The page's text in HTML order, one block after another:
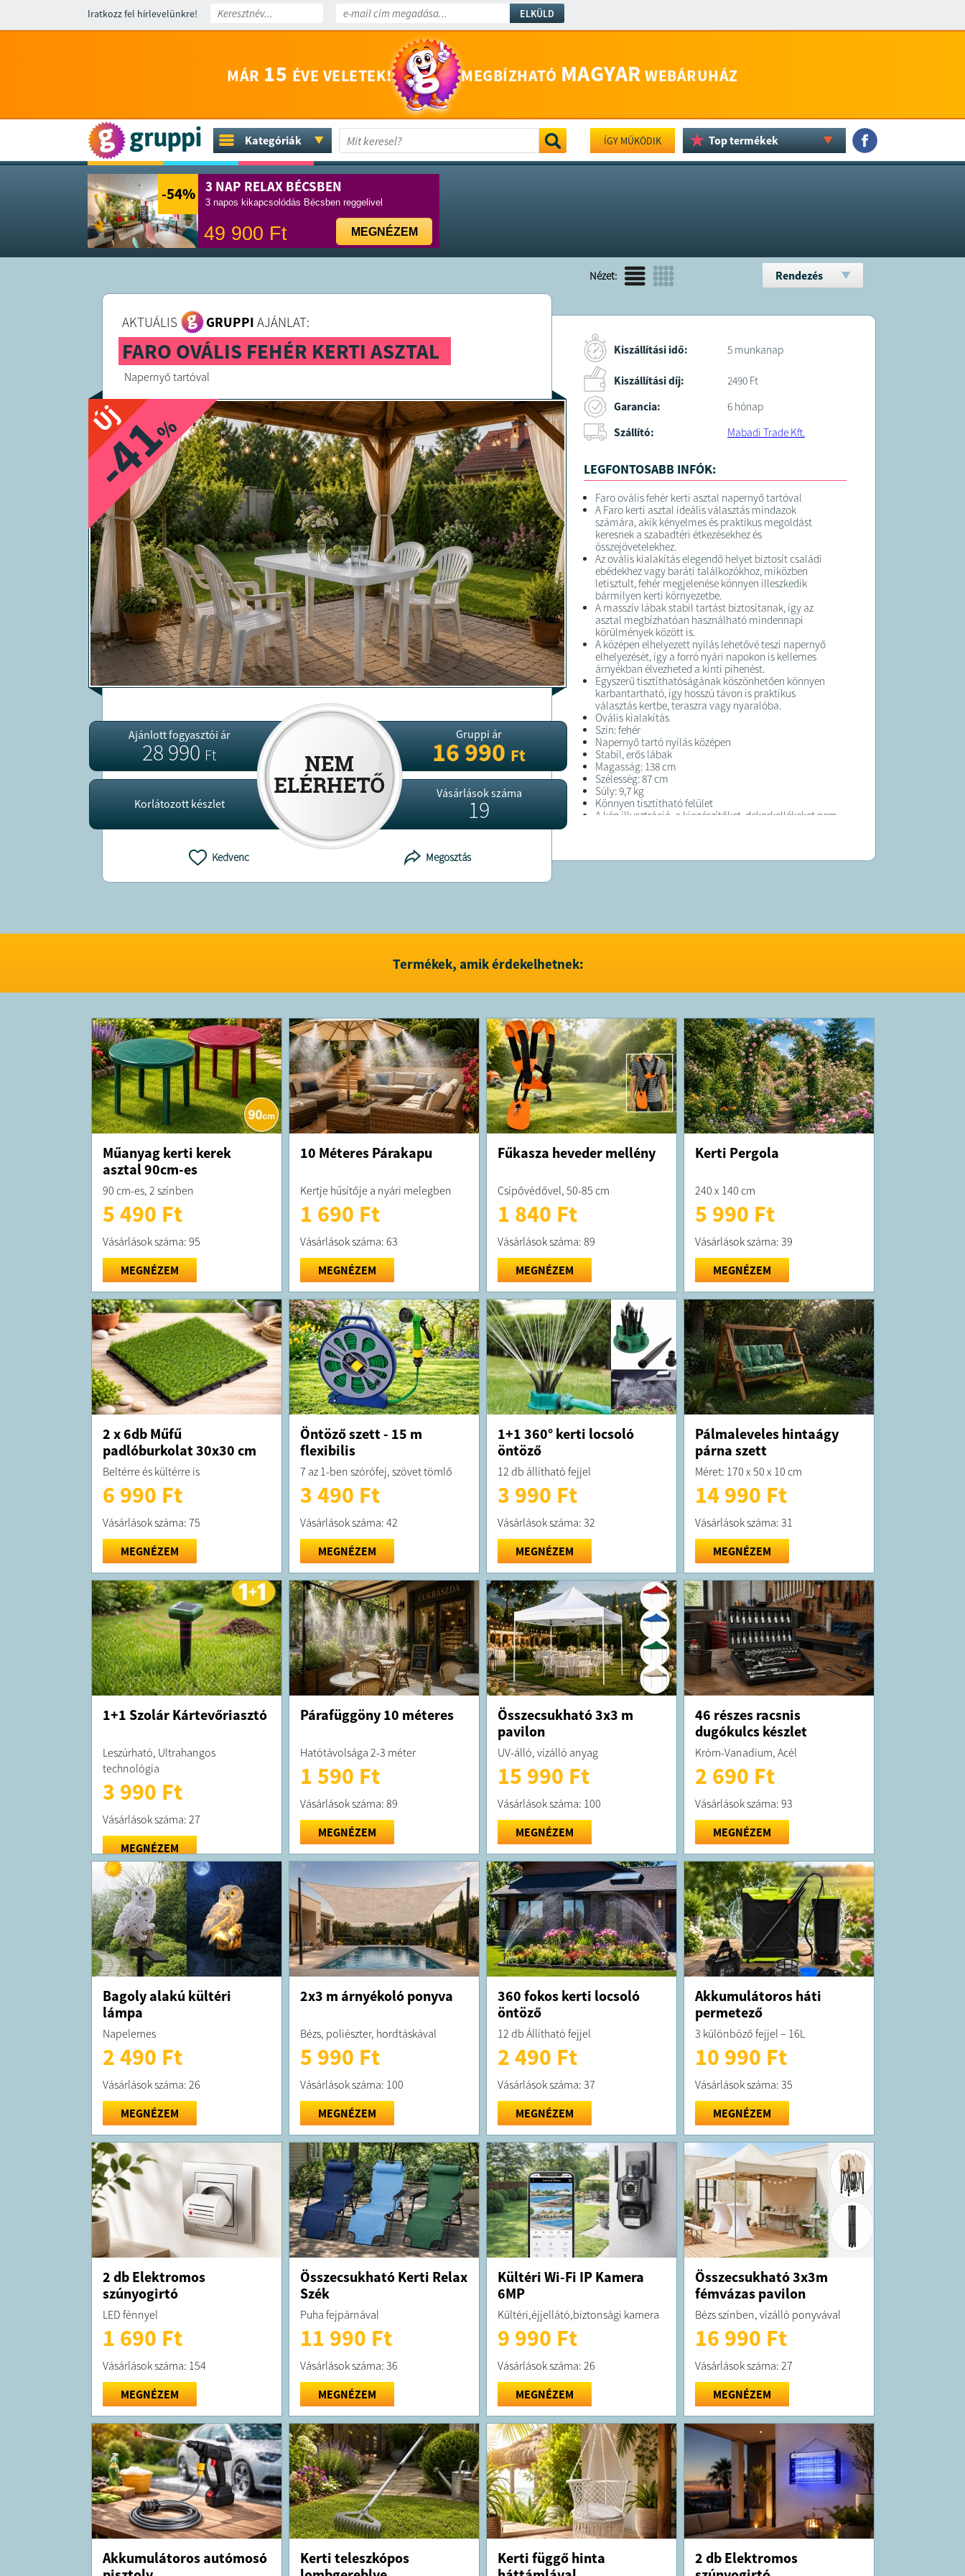
Iratkozz fel hírlevelünkre! ELKÜLD
MÁR 15 ÉVE VELETEK! MEGBÍZHATÓ MAGYAR WEBÁRUHÁZ
Kategóriák ÍGY MŰKÖDIK Top termékek
-54% 3 NAP RELAX BÉCSBEN
3 napos kikapcsolódás Bécsben reggelivel
49 900 Ft MEGNÉZEM
Nézet: Rendezés
AKTUÁLIS GRUPPI AJÁNLAT:
FARO OVÁLIS FEHÉR KERTI ASZTAL
Napernyő tartóval
Új
-41
%
Ajánlott fogyasztói ár
28 990Ft
Korlátozott készlet
Gruppi ár
16 990Ft
Vásárlások száma
19
Kedvenc Megosztás
Kiszállítási idő: 5 munkanap
Kiszállítási díj:
2490 Ft
Garancia:
6 hónap
Szállító:
Mabadi Trade Kft.
LEGFONTOSABB INFÓK:
Faro ovális fehér kerti asztal napernyő tartóval
A Faro kerti asztal ideális választás mindazok
számára, akik kényelmes és praktikus megoldást
keresnek a szabadtéri étkezésekhez és
összejövetelekhez.
Az ovális kialakítás elegendő helyet biztosít családi
ebédekhez vagy baráti találkozókhoz, miközben
letisztult, fehér megjelenése könnyen illeszkedik
bármilyen kerti környezetbe.
A masszív lábak stabil tartást biztosítanak, így az
asztal megbízhatóan használható mindennapi
körülmények között is.
A középen elhelyezett nyílás lehetővé teszi napernyő
elhelyezését, így a forró nyári napokon is kellemes
árnyékban élvezheted a kinti pihenést.
Egyszerű tisztíthatóságának köszönhetően könnyen
karbantartható, így hosszú távon is praktikus
választás kertbe, teraszra vagy nyaralóba.
Ovális kialakítás
Szín: fehér
Napernyő tartó nyílás középen
Stabil, erős lábak
Magasság: 138 cm
Szélesség: 87 cm
Súly: 9,7 kg
Könnyen tisztítható felület
A kép illusztráció, a kiegészítőket, dekorkellékeket nem
A terméket forgalmazza a Mabadi Trade Kft.
Termékek, amik érdekelhetnek:
Műanyag kerti kerek
asztal 90cm-es
90 cm-es, 2 színben
5 490 Ft
Vásárlások száma: 95
MEGNÉZEM
10 Méteres Párakapu
Kertje hűsítője a nyári melegben
1 690 Ft
Vásárlások száma: 63
MEGNÉZEM
Fűkasza heveder mellény
Csípővédővel, 50-85 cm
1 840 Ft
Vásárlások száma: 89
MEGNÉZEM
Kerti Pergola
240 x 140 cm
5 990 Ft
Vásárlások száma: 39
MEGNÉZEM
2 x 6db Műfű
padlóburkolat 30x30 cm
Beltérre és kültérre is
6 990 Ft
Vásárlások száma: 75
MEGNÉZEM
Öntöző szett - 15 m
flexibilis
7 az 1-ben szórófej, szövet tömlő
3 490 Ft
Vásárlások száma: 42
MEGNÉZEM
1+1 360° kerti locsoló
öntöző
12 db állítható fejjel
3 990 Ft
Vásárlások száma: 32
MEGNÉZEM
Pálmaleveles hintaágy
párna szett
Méret: 170 x 50 x 10 cm
14 990 Ft
Vásárlások száma: 31
MEGNÉZEM
1+1 Szolár Kártevőriasztó
Leszúrható, Ultrahangos
technológia
3 990 Ft
Vásárlások száma: 27
MEGNÉZEM
Párafüggöny 10 méteres
Hatótávolsága 2-3 méter
1 590 Ft
Vásárlások száma: 89
MEGNÉZEM
Összecsukható 3x3 m
pavilon
UV-álló, vízálló anyag
15 990 Ft
Vásárlások száma: 100
MEGNÉZEM
46 részes racsnis
dugókulcs készlet
Króm-Vanadium, Acél
2 690 Ft
Vásárlások száma: 93
MEGNÉZEM
Bagoly alakú kültéri
lámpa
Napelemes
2 490 Ft
Vásárlások száma: 26
MEGNÉZEM
2x3 m árnyékoló ponyva
Bézs, poliészter, hordtáskával
5 990 Ft
Vásárlások száma: 100
MEGNÉZEM
360 fokos kerti locsoló
öntöző
12 db Állítható fejjel
2 490 Ft
Vásárlások száma: 37
MEGNÉZEM
Akkumulátoros háti
permetező
3 különböző fejjel – 16L
10 990 Ft
Vásárlások száma: 35
MEGNÉZEM
2 db Elektromos
szúnyogirtó
LED fénnyel
1 690 Ft
Vásárlások száma: 154
MEGNÉZEM
Összecsukható Kerti Relax
Szék
Puha fejpárnával
11 990 Ft
Vásárlások száma: 36
MEGNÉZEM
Kültéri Wi-Fi IP Kamera
6MP
Kültéri,éjjellátó,biztonsági kamera
9 990 Ft
Vásárlások száma: 26
MEGNÉZEM
Összecsukható 3x3m
fémvázas pavilon
Bézs színben, vízálló ponyvával
16 990 Ft
Vásárlások száma: 27
MEGNÉZEM
Akkumulátoros autómosó
Kerti teleszkópos
Kerti függő hinta
2 db Elektromos